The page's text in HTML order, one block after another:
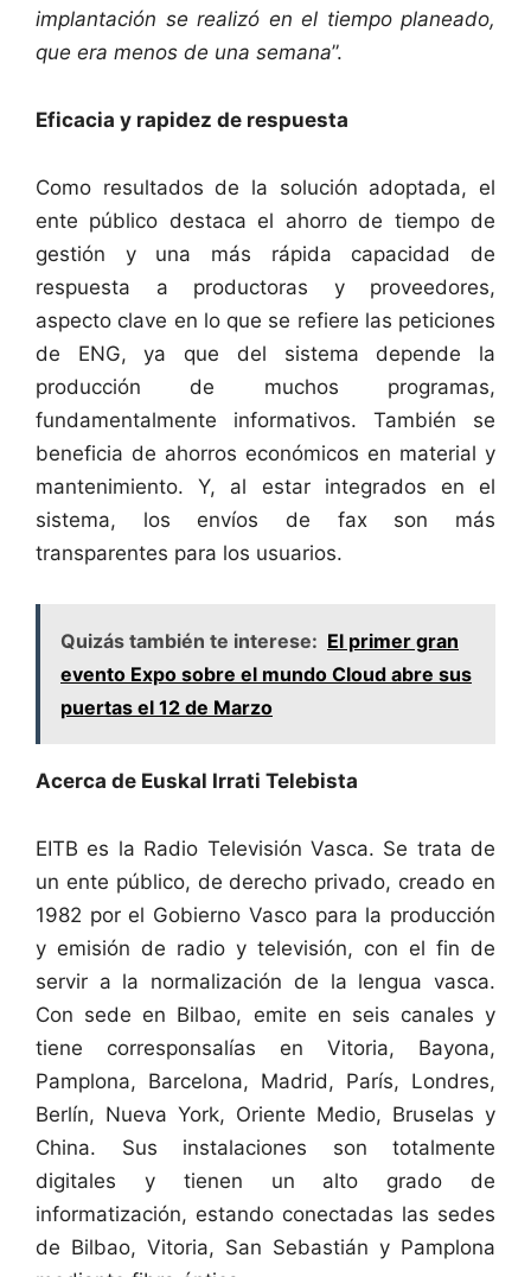
implantación se realizó en el tiempo planeado,
que era menos de una semana”.
Eficacia y rapidez de respuesta
Como resultados de la solución adoptada, el
ente público destaca el ahorro de tiempo de
gestión y una más rápida capacidad de
respuesta a productoras y proveedores,
aspecto clave en lo que se refiere las peticiones
de ENG, ya que del sistema depende la
producción de muchos programas,
fundamentalmente informativos. También se
beneficia de ahorros económicos en material y
mantenimiento. Y, al estar integrados en el
sistema, los envíos de fax son más
transparentes para los usuarios.
Quizás también te interese: El primer gran
evento Expo sobre el mundo Cloud abre sus
puertas el 12 de Marzo
Acerca de Euskal Irrati Telebista
EITB es la Radio Televisión Vasca. Se trata de
un ente público, de derecho privado, creado en
1982 por el Gobierno Vasco para la producción
y emisión de radio y televisión, con el fin de
servir a la normalización de la lengua vasca.
Con sede en Bilbao, emite en seis canales y
tiene corresponsalías en Vitoria, Bayona,
Pamplona, Barcelona, Madrid, París, Londres,
Berlín, Nueva York, Oriente Medio, Bruselas y
China. Sus instalaciones son totalmente
digitales y tienen un alto grado de
informatización, estando conectadas las sedes
de Bilbao, Vitoria, San Sebastián y Pamplona